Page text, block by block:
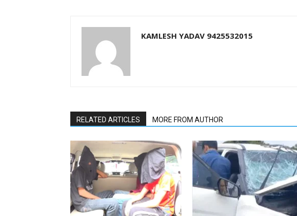
KAMLESH YADAV 9425532015
RELATED ARTICLES MORE FROM AUTHOR